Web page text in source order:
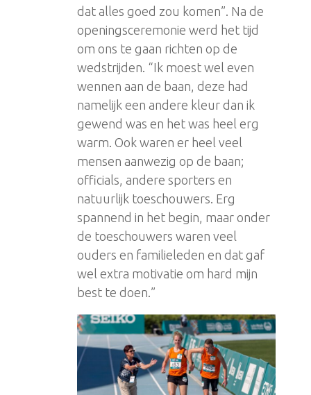
dat alles goed zou komen”. Na de
openingsceremonie werd het tijd
om ons te gaan richten op de
wedstrijden. “Ik moest wel even
wennen aan de baan, deze had
namelijk een andere kleur dan ik
gewend was en het was heel erg
warm. Ook waren er heel veel
mensen aanwezig op de baan;
officials, andere sporters en
natuurlijk toeschouwers. Erg
spannend in het begin, maar onder
de toeschouwers waren veel
ouders en familieleden en dat gaf
wel extra motivatie om hard mijn
best te doen.”